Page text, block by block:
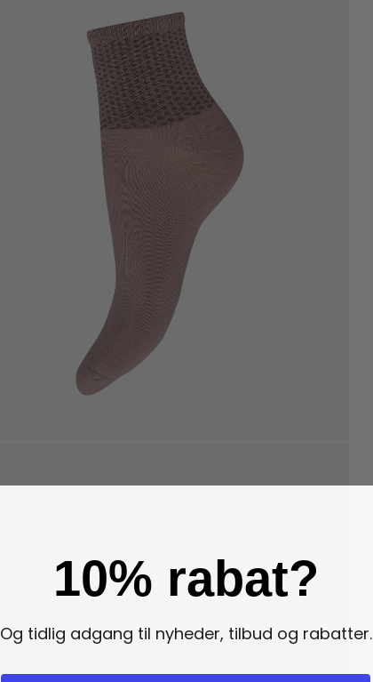
10% rabat?
Og tidlig adgang til nyheder, tilbud og rabatter.